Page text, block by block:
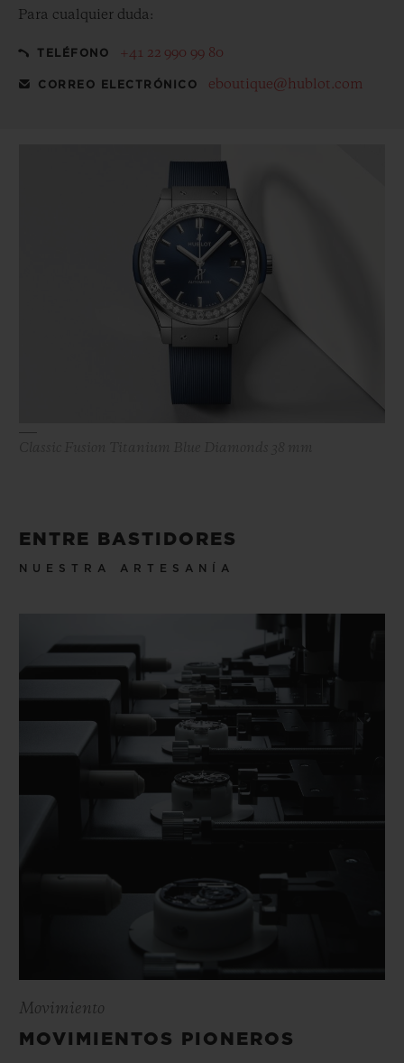
Para cualquier duda:
TELÉFONO +41 22 990 99 80
CORREO ELECTRÓNICO eboutique@hublot.com
ENTRE BASTIDORES
NUESTRA ARTESANÍA
Movimiento
MOVIMIENTOS PIONEROS